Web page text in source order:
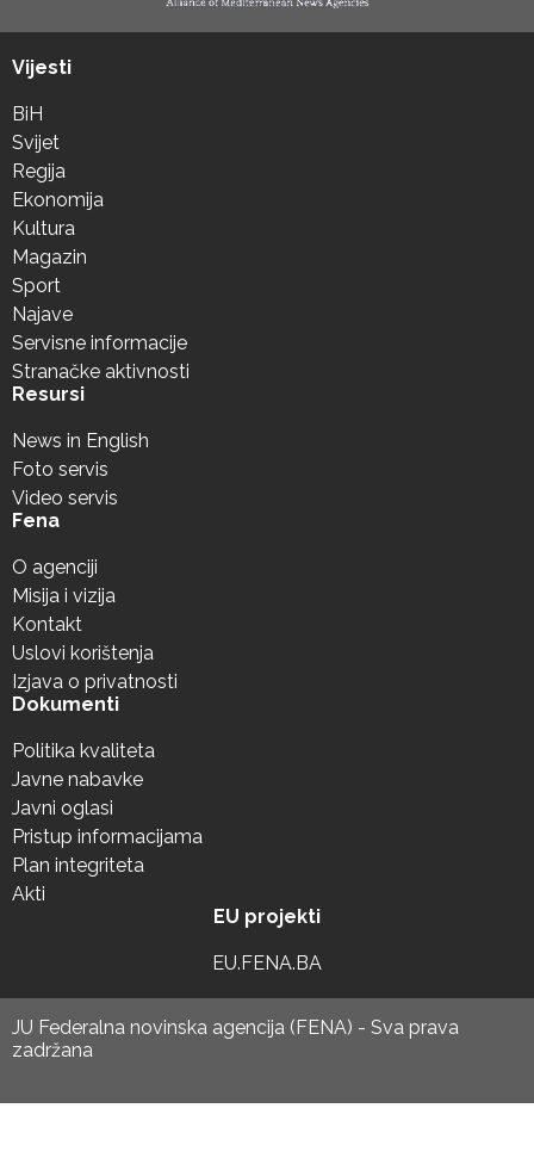
Vijesti
BiH
Svijet
Regija
Ekonomija
Kultura
Magazin
Sport
Najave
Servisne informacije
Stranačke aktivnosti
Resursi
News in English
Foto servis
Video servis
Fena
O agenciji
Misija i vizija
Kontakt
Uslovi korištenja
Izjava o privatnosti
Dokumenti
Politika kvaliteta
Javne nabavke
Javni oglasi
Pristup informacijama
Plan integriteta
Akti
EU projekti
EU.FENA.BA
JU Federalna novinska agencija (FENA) - Sva prava
zadržana